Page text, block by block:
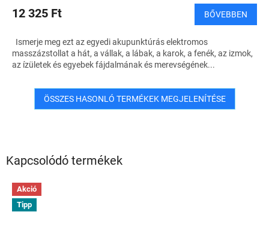
Kapcsolódó termékek
Akció
Tipp
12 325 Ft BŐVEBBEN
Ismerje meg ezt az egyedi akupunktúrás elektromos
masszázstollat ​​a hát, a vállak, a lábak, a karok, a fenék, az izmok,
az ízületek és egyebek fájdalmának és merevségének...
ÖSSZES HASONLÓ TERMÉKEK MEGJELENÍTÉSE